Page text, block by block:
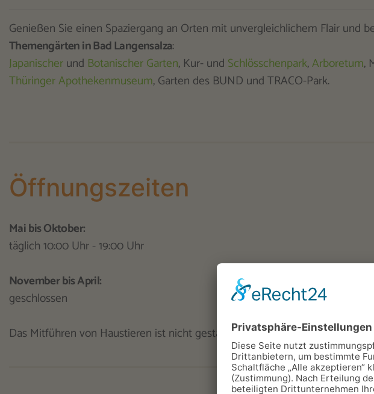
Genießen Sie einen Spaziergang an Orten mit unvergleichlichem Flair und
Themengärten in Bad Langensalza:
Japanischerund Botanischer Garten, Kur- und Schlösschenpark,Arboretum,
Thüringer Apothekenmuseum, Garten des BUND und TRACO-Park.
Öffnungszeiten
Mai bis Oktober:
täglich 10:00 Uhr - 19:00 Uhr
November bis April:
geschlossen
Das Mitführen von Haustieren ist nicht gestattet.